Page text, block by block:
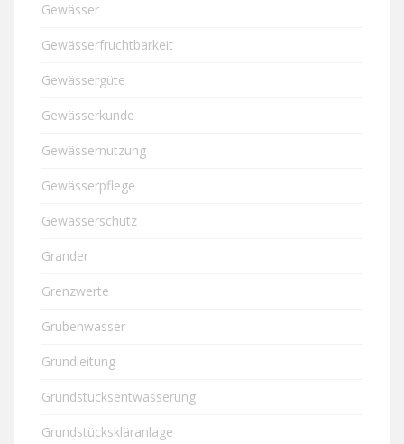
Gewässer
Gewässerfruchtbarkeit
Gewässergüte
Gewässerkunde
Gewässernutzung
Gewässerpflege
Gewässerschutz
Grander
Grenzwerte
Grubenwasser
Grundleitung
Grundstücksentwässerung
Grundstückskläranlage